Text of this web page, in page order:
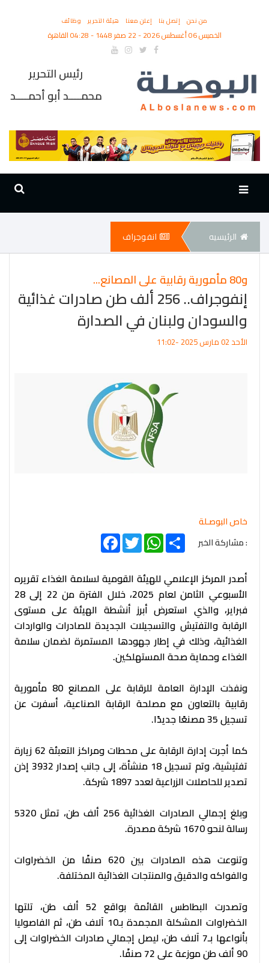
من نحن إتصل بنا إعلن معنا هيئة التحرير وظائف
الخميس 06 أغسطس 2026 - 22 صفر 1448 - 04:28 القاهرة
رئيس التحرير
محمــــد أبو أحمــــد
الرئيسيه انفوجراف
و80 مأمورية رقابية على المصانع...
إنفوجراف.. 256 ألف طن صادرات غذائية
والسودان ولبنان في الصدارة
الأحد 02 مارس 2025 -11:02
خاص البوصـلة
: مشاركة الخبر
FacebookTwitter
WhatsAppShare
أصدر المركز الإعلامي للهيئة القومية لسلامة الغذاء تقريره
الأسبوعي الثامن لعام 2025، خلال الفترة من 22 إلى 28
فبراير، والذي استعرض أبرز أنشطة الهيئة على مستوى
الرقابة والتفتيش والتسجيلات الجديدة للصادرات والواردات
الغذائية، وذلك في إطار جهودها المستمرة لضمان سلامة
الغذاء وحماية صحة المستهلكين.
ونفذت الإدارة العامة للرقابة على المصانع 80 مأمورية
رقابية بالتعاون مع مصلحة الرقابة الصناعية، أسفرت عن
تسجيل 35 مصنعًا جديدًا.
كما أجرت إدارة الرقابة على محطات ومراكز التعبئة 62 زيارة
تفتيشية، وتم تسجيل 18 منشأة، إلى جانب إصدار 3932 إذن
تصدير للحاصلات الزراعية لعدد 1897 شركة.
​​​​​وبلغ إجمالي الصادرات الغذائية 256 ألف طن، تمثل 5320
رسالة لنحو 1670 شركة مصدرة.
وتنوعت هذه الصادرات بين 620 صنفًا من الخضراوات
والفواكه والدقيق والمنتجات الغذائية المختلفة.
وتصدرت البطاطس القائمة بواقع 52 ألف طن، تلتها
الخضراوات المشكلة المجمدة بـ10 آلاف طن، ثم الفاصوليا
بأنواعها بـ7 آلاف طن، ليصل إجمالي صادرات الخضراوات إلى
90 ألف طن موزعة على 72 صنفًا.